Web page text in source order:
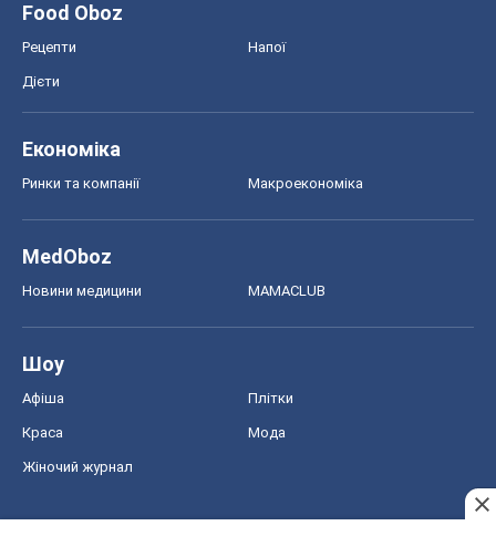
Food Oboz
Рецепти Напої
Дієти
Економіка
Ринки та компанії Макроекономіка
MedOboz
Новини медицини MAMACLUB
Шоу
Афіша Плітки
Краса Мода
Жіночий журнал